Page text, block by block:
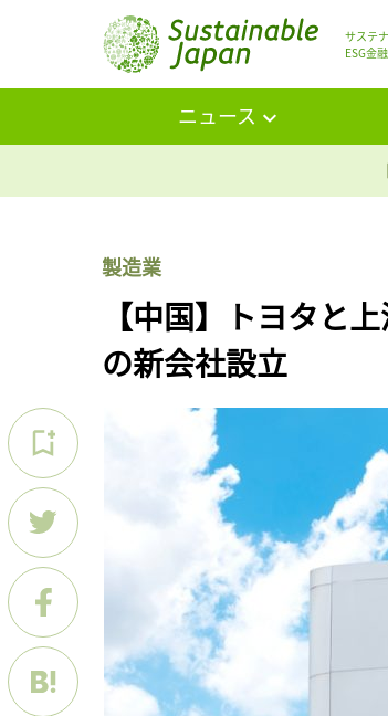
サステ
ESG金
ニュース
製造業
【中国】トヨタと
の新会社設立